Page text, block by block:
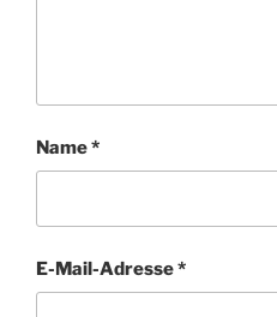
Name*
E-Mail-Adresse*